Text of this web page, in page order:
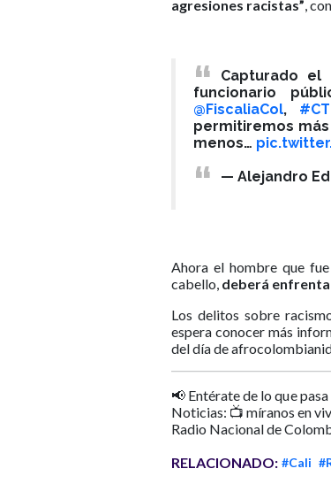
agresiones racistas”,
Capturado
funcionario
@FiscaliaCol,
permitiremos
menos…
— Alejandro
Ahora el hombre que
cabello, deberá
Los delitos sobre
espera conocer más
del día de
📢 Entérate de lo que
Noticias: 📺 míranos en
Radio Nacional de
RELACIONADO: #Cali